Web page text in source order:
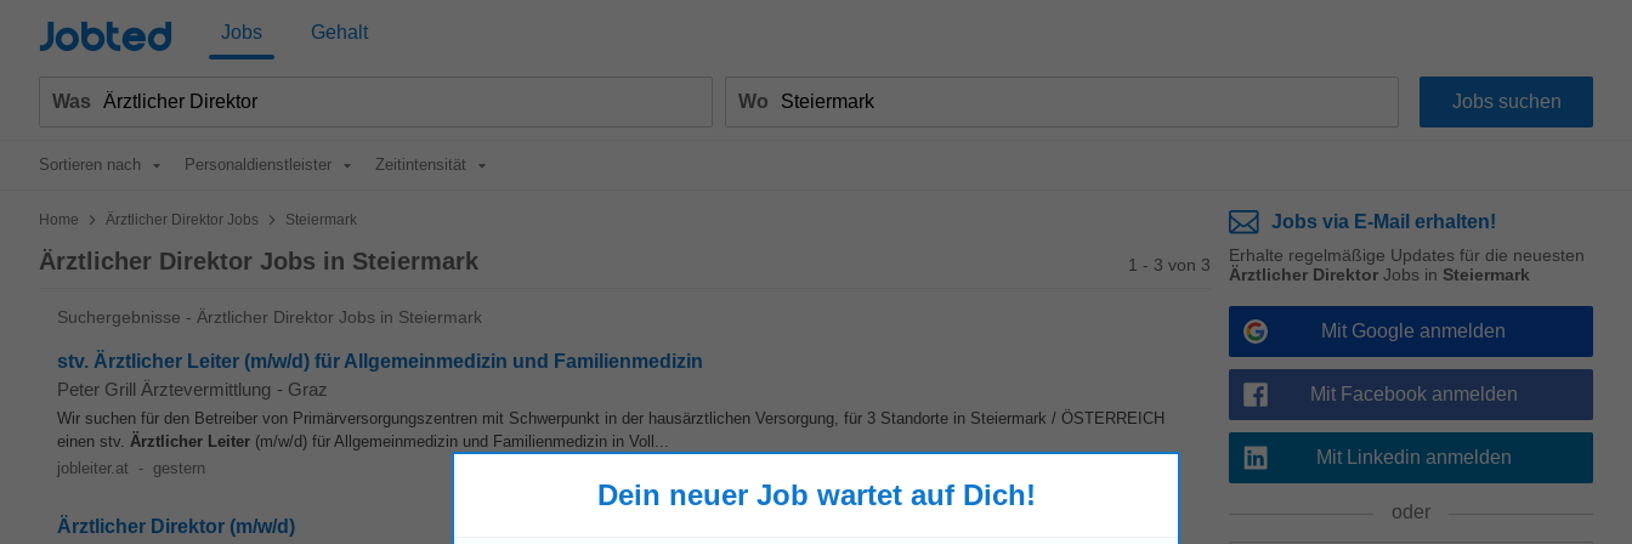
Jobted Jobs Gehalt
Was Wo
Sortieren nach Personaldienstleister Zeitintensität
Home > Ärztlicher Direktor Jobs > Steiermark
Ärztlicher Direktor Jobs in Steiermark 1 - 3 von 3
Suchergebnisse - Ärztlicher Direktor Jobs in Steiermark
stv. Ärztlicher Leiter (m/w/d) für Allgemeinmedizin und Familienmedizin
Peter Grill Ärztevermittlung - Graz
Wir suchen für den Betreiber von Primärversorgungszentren mit Schwerpunkt in der hausärztlichen Versorgung, für 3 Standorte in Steiermark / ÖSTERREICH
einen stv. Ärztlicher Leiter (m/w/d) für Allgemeinmedizin und Familienmedizin in Voll...
jobleiter.at - gestern
Ärztlicher Direktor (m/w/d)
Jobs via E-Mail erhalten!
Erhalte regelmäßige Updates für die neuesten
Ärztlicher Direktor Jobs in Steiermark
Mit Google anmelden
Mit Facebook anmelden
Mit Linkedin anmelden
oder
Dein neuer Job wartet auf Dich!